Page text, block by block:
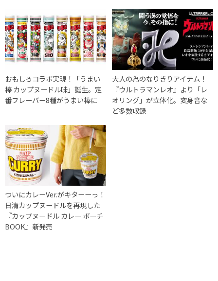
おもしろコラボ実現！「うまい
棒 カップヌードル味」誕生。定
番フレーバー8種がうまい棒に
大人の為のなりきりアイテム！
『ウルトラマンレオ』より「レ
オリング」が立体化。変身音な
ど多数収録
ついにカレーVer.がキターーっ！
日清カップヌードルを再現した
『カップヌードル カレー ポーチ
BOOK』新発売